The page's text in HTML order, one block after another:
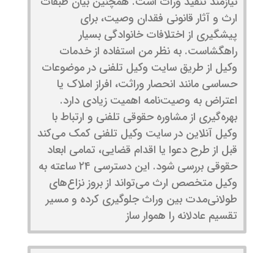
ارث و آثار قانونی فقدان وصیت، برای
پیشگیری از اختلافات خانوادگی بسیار
راهگشاست. به نظر من استفاده از خدمات
وکیل از طریق سایت وکیل تلفنی در موضوعات
حساسی مانند انحصار وراثت، افراز املاک یا
اعتراض به وصیت‌نامه اهمیت زیادی دارد.
بهره‌گیری از مشاوره حقوقی تلفنی و ارتباط با
وکیل آنلاین در سایت وکیل تلفنی کمک می‌کند
قبل از طرح دعوا یا اقدام قضایی، تمامی ابعاد
حقوقی بررسی شود. این دسترسی ۲۴ ساعته به
وکیل متخصص ارث می‌تواند از بروز نزاع‌های
طولانی‌مدت بین وراث جلوگیری کرده و مسیر
تقسیم عادلانه را هموار ساز